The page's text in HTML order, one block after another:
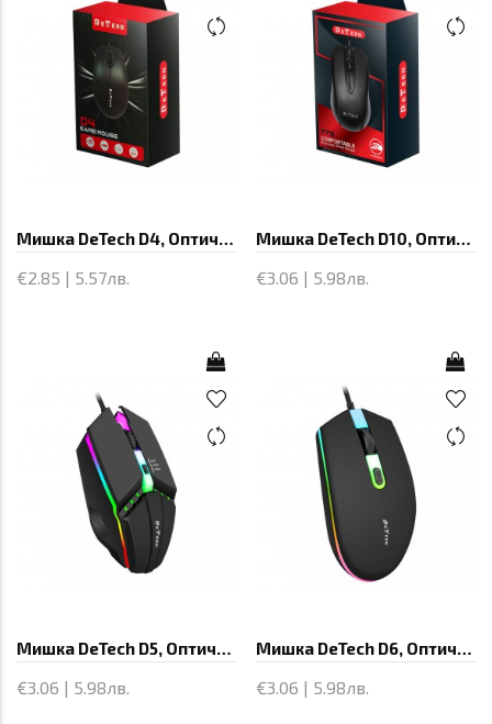
Мишка DeTech D4, Оптична, Черен - 773
€2.85 | 5.57лв.
Мишка DeTech D10, Оптична, Черен - 779
€3.06 | 5.98лв.
Мишка DeTech D5, Оптична, Черен - 774
€3.06 | 5.98лв.
Мишка DeTech D6, Оптична, Черен - 775
€3.06 | 5.98лв.